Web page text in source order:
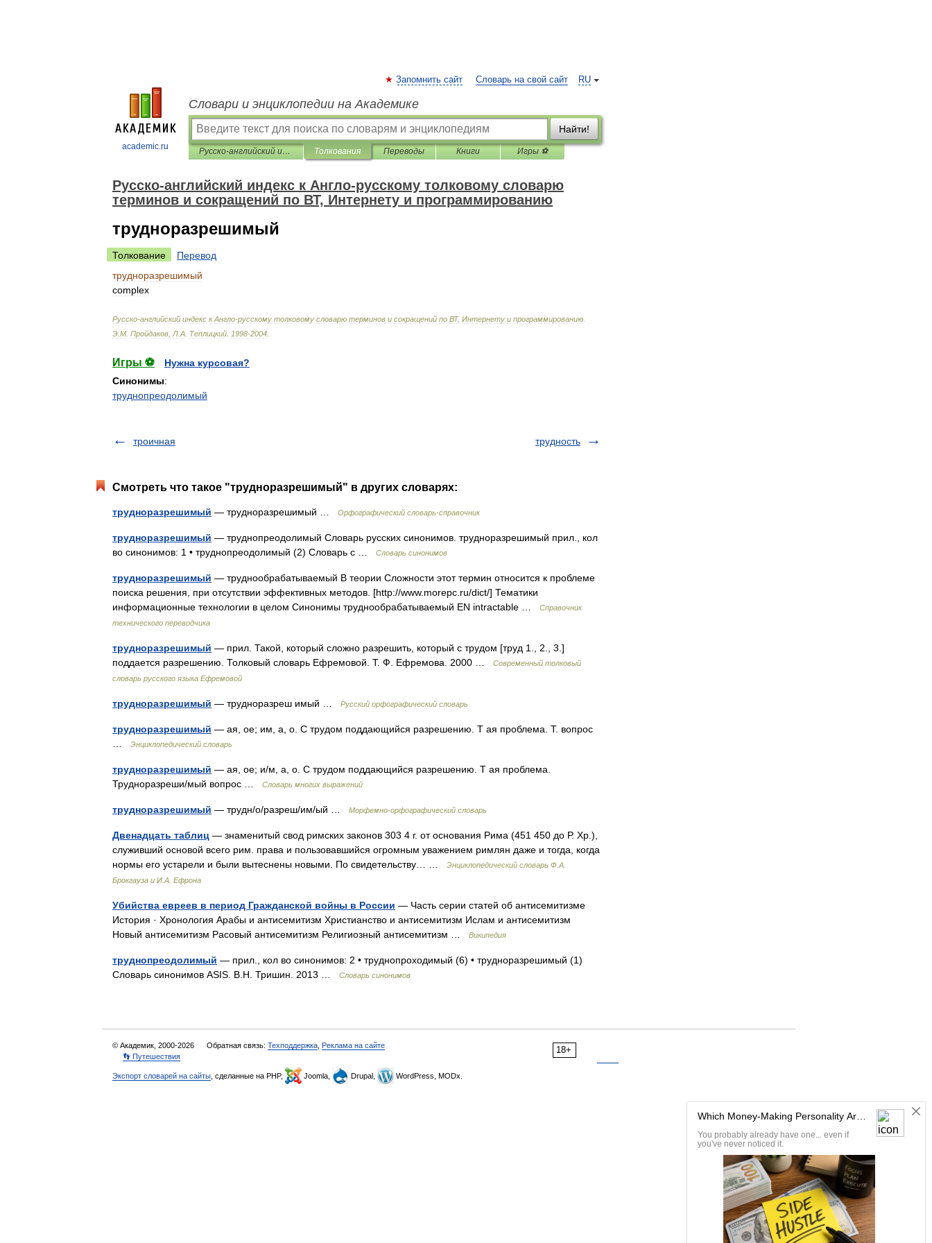
academic.ru
RU
Запомнить сайт Словарь на свой сайт
Словари и энциклопедии на Академике
Найти!
Русско-английский индекс к Англо-русскому толковому словарю терминов и сокращений по ВТ, Интернету и программированию Толкования Переводы Книги Игры ⚽
Русско-английский индекс к Англо-русскому толковому словарю
терминов и сокращений по ВТ, Интернету и программированию
трудноразрешимый
Толкование
Перевод
трудноразрешимый
complex
Русско-английский индекс к Англо-русскому толковому словарю терминов и сокращений по ВТ, Интернету и программированию
Э М Пройдаков Л А Теплицкий 1998-2004
Игры ⚽
Нужна курсовая?
Синонимы:
труднопреодолимый
троичная трудность
Смотреть что такое "трудноразрешимый" в других словарях:
трудноразрешимый — трудноразрешимый … Орфографический словарь-справочник
трудноразрешимый — труднопреодолимый Словарь русских синонимов. трудноразрешимый прил., кол
во синонимов: 1 • труднопреодолимый (2) Словарь с …
Словарь синонимов
трудноразрешимый — труднообрабатываемый В теории Сложности этот термин относится к проблеме
поиска решения, при отсутствии эффективных методов. [http://www.morepc.ru/dict/] Тематики
информационные технологии в целом Синонимы труднообрабатываемый EN intractable …
Справочник
технического переводчика
трудноразрешимый — прил. Такой, который сложно разрешить, который с трудом [труд 1., 2., 3.]
поддается разрешению. Толковый словарь Ефремовой. Т. Ф. Ефремова. 2000 …
Современный толковый
словарь русского языка Ефремовой
трудноразрешимый — трудноразреш имый … Русский орфографический словарь
трудноразрешимый — ая, ое; им, а, о. С трудом поддающийся разрешению. Т ая проблема. Т. вопрос
Энциклопедический словарь
трудноразрешимый — ая, ое; и/м, а, о. С трудом поддающийся разрешению. Т ая проблема.
Трудноразреши/мый вопрос …
Словарь многих выражений
трудноразрешимый — трудн/о/разреш/им/ый … Морфемно-орфографический словарь
Двенадцать таблиц — знаменитый свод римских законов 303 4 г. от основания Рима (451 450 до Р. Хр.),
служивший основой всего рим. права и пользовавшийся огромным уважением римлян даже и тогда, когда
нормы его устарели и были вытеснены новыми. По свидетельству… …
Энциклопедический словарь Ф.А.
Брокгауза и И.А. Ефрона
Убийства евреев в период Гражданской войны в России — Часть серии статей об антисемитизме
История · Хронология Арабы и антисемитизм Христианство и антисемитизм Ислам и антисемитизм
Новый антисемитизм Расовый антисемитизм Религиозный антисемитизм …
Википедия
труднопреодолимый — прил., кол во синонимов: 2 • труднопроходимый (6) • трудноразрешимый (1)
Словарь синонимов ASIS. В.Н. Тришин. 2013 …
Словарь синонимов
18+
© Академик, 2000-2026 Обратная связь: Техподдержка Реклама на сайте
👣 Путешествия
Экспорт словарей на сайты , сделанные на PHP, Joomla, Drupal, WordPress, MODx.